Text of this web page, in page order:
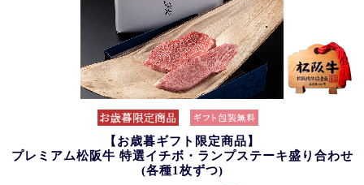
【お歳暮ギフト限定商品】
プレミアム松阪牛 特選イチボ・ランプステーキ盛り合わせ
(各種1枚ずつ)